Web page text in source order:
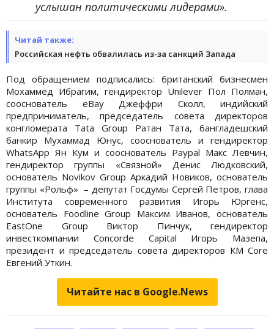
услышан политическими лидерами».
Читай также:
Российская нефть обвалилась из-за санкций Запада
Под обращением подписались: британский бизнесмен
Мохаммед Ибрагим, гендиректор Unilever Пол Полман,
сооснователь eBay Джеффри Сколл, индийский
предприниматель, председатель совета директоров
конгломерата Tata Group Ратан Тата, бангладешский
банкир Мухаммад Юнус, сооснователь и гендиректор
WhatsApp Ян Кум и сооснователь Paypal Макс Левчин,
гендиректор группы «Связной» Денис Людковский,
основатель Novikov Group Аркадий Новиков, основатель
группы «Рольф» – депутат Госдумы Сергей Петров, глава
Института современного развития Игорь Юргенс,
основатель Foodline Group Максим Иванов, основатель
EastOne Group Виктор Пинчук, гендиректор
инвесткомпании Concorde Capital Игорь Мазепа,
президент и председатель совета директоров КM Core
Евгений Уткин.
Читайте нас в Google.News